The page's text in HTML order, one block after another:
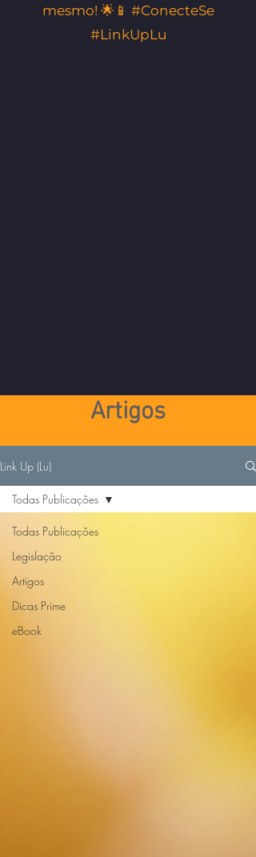
mesmo! 🌟📱 #ConecteSe
#LinkUpLu
Artigos
Link Up (Lu)
Todas Publicações
Legislação
Artigos
Dicas Prime
eBook
Todas Publicações